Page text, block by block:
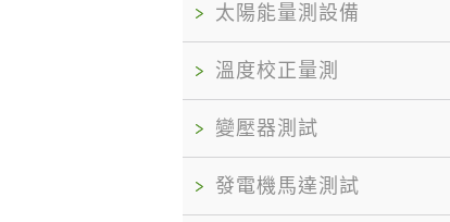
太陽能量測設備
溫度校正量測
變壓器測試
發電機馬達測試